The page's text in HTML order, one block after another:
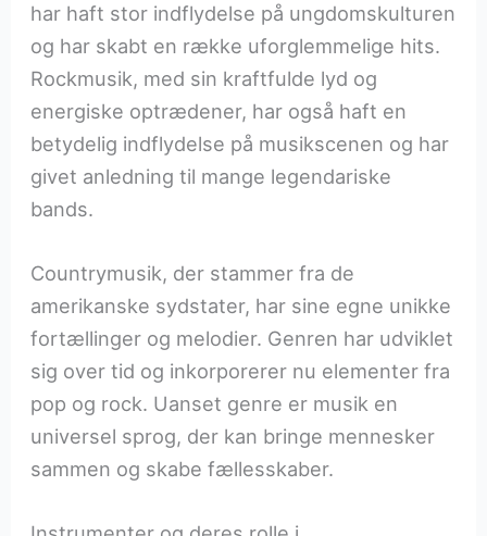
har haft stor indflydelse på ungdomskulturen
og har skabt en række uforglemmelige hits.
Rockmusik, med sin kraftfulde lyd og
energiske optrædener, har også haft en
betydelig indflydelse på musikscenen og har
givet anledning til mange legendariske
bands.
Countrymusik, der stammer fra de
amerikanske sydstater, har sine egne unikke
fortællinger og melodier. Genren har udviklet
sig over tid og inkorporerer nu elementer fra
pop og rock. Uanset genre er musik en
universel sprog, der kan bringe mennesker
sammen og skabe fællesskaber.